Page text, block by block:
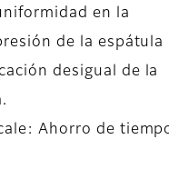
en la
de la espátula
desigual de la
Ahorro de